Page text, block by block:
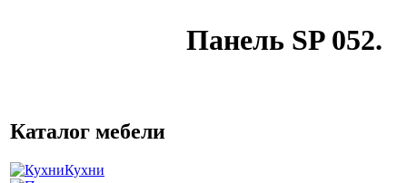
Панель SP 052.
Каталог мебели
Кухни